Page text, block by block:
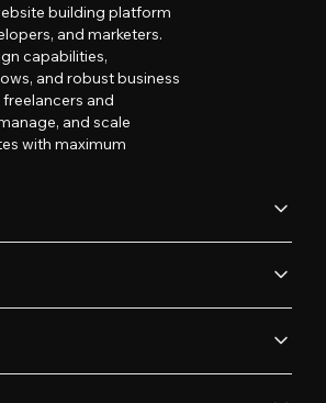
building platform
and marketers.
capabilities,
and robust business
and
and scale
with maximum